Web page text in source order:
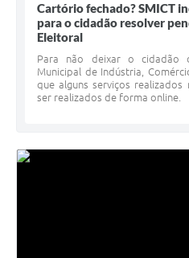
Cartório fechado? SMICT
para o cidadão resolver
Eleitoral
Para não deixar o cidadão
Municipal de Indústria,
que alguns serviços
ser realizados de forma online.